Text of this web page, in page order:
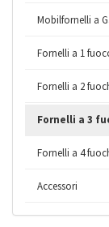
Mobilfornelli a
Fornelli a 1
Fornelli a 2
Fornelli a 3
Fornelli a 4
Accessori